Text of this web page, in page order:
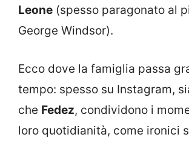
Leone (spesso paragonato al
George Windsor).
Ecco dove la famiglia passa
tempo: spesso su Instagram,
che Fedez, condividono i
loro quotidianità, come ironici